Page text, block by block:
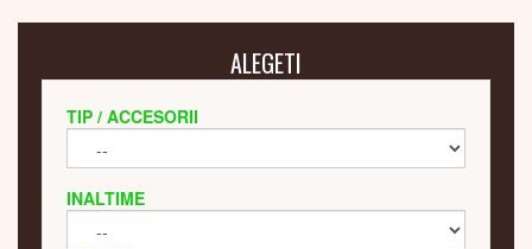
ALEGETI
TIP / ACCESORII
INALTIME